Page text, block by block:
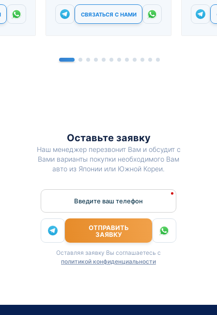
СВЯЗАТЬСЯ С НАМИ
Оставьте заявку
Наш менеджер перезвонит Вам и обсудит с
Вами варианты покупки необходимого Вам
авто из Японии или Южной Кореи.
Введите ваш телефон
ОТПРАВИТЬ
ЗАЯВКУ
Оставляя заявку Вы соглашаетесь с
политикой конфиденциальности